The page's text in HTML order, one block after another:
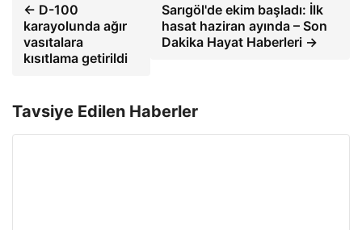
← D-100
karayolunda ağır
vasıtalara
kısıtlama getirildi
Sarıgöl'de ekim başladı: İlk
hasat haziran ayında – Son
Dakika Hayat Haberleri →
Tavsiye Edilen Haberler